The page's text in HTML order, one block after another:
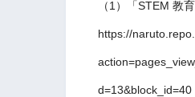
（1）「STEM 教
https://
d=13&block_id=40